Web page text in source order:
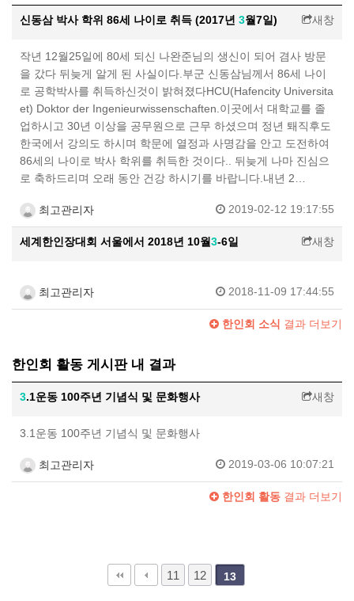
신동삼 박사 학위 86세 나이로 취득 (2017년 3월7일) 새창
작년 12월25일에 80세 되신 나완준님의 생신이 되어 겸사 방문
을 갔다 뒤늦게 알게 된 사실이다.부군 신동삼님께서 86세 나이
로 공학박사를 취득하신것이 밝혀졌다HCU(Hafencity Universita
et) Doktor der Ingenieurwissenschaften.이곳에서 대학교를 졸
업하시고 30년 이상을 공무원으로 근무 하셨으며 정년 퇘직후도
한국에서 강의도 하시며 학문에 열정과 사명감을 안고 도전하여
86세의 나이로 박사 학위를 취득한 것이다.. 뒤늦게 나마 진심으
로 축하드리며 오래 동안 건강 하시기를 바랍니다.내년 2…
최고관리자 2019-02-12 19:17:55
세계한인장대회 서울에서 2018년 10월3-6일 새창
최고관리자 2018-11-09 17:44:55
한인회 소식 결과 더보기
한인회 활동 게시판 내 결과
3.1운동 100주년 기념식 및 문화행사 새창
3.1운동 100주년 기념식 및 문화행사
최고관리자 2019-03-06 10:07:21
한인회 활동 결과 더보기
11 12 13